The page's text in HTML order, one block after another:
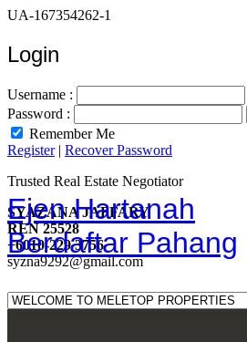
UA-167354262-1
Login
Username :
Password :
Remember Me
Register| Recover Password
Ejen Hartanah
Berdaftar Pahang
Trusted Real Estate Negotiator
SYAZANA JAFFARY
REN 25528
+6010-229 3756
syzna9292@gmail.com